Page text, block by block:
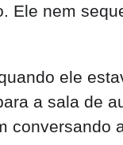
Ele nem
ele
a sala de
conversando